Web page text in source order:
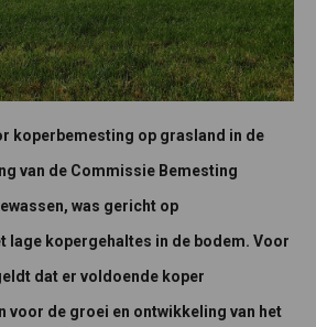
koperbemesting op grasland in de
van de Commissie Bemesting
was gericht op
lage kopergehaltes in de bodem. Voor
dat er voldoende koper
voor de groei en ontwikkeling van het